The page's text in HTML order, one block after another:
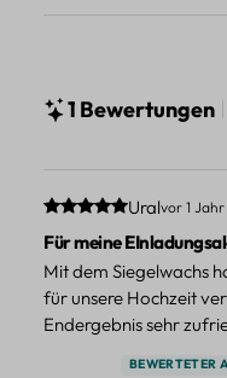
1 Bewertungen
Durchschnittliche
Uralvor 1 Jahr
Für meine
Mit dem Siegelwachs
für unsere Hochzeit
Endergebnis sehr
BEWERTETER